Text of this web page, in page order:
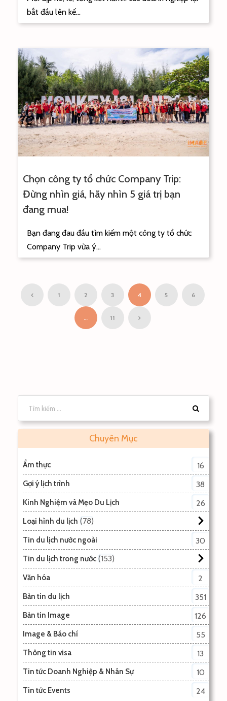
bắt đầu lên kế...
Chọn công ty tổ chức Company Trip:
Đừng nhìn giá, hãy nhìn 5 giá trị bạn
đang mua!
Bạn đang đau đầu tìm kiếm một công ty tổ chức
Company Trip vừa ý...
1 2 3 4 5 6
… 11
Chuyên Mục
Ẩm thực 16
Gợi ý lịch trình 38
Kinh Nghiệm và Mẹo Du Lịch 26
Loại hình du lịch 78
Tin du lịch nước ngoài 30
Tin du lịch trong nước 153
Văn hóa 2
Bản tin du lịch 351
Bản tin Image 126
Image & Báo chí 55
Thông tin visa 13
Tin tức Doanh Nghiệp & Nhân Sự 10
Tin tức Events 24